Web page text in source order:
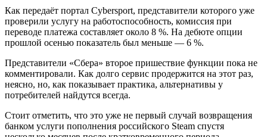
Как передаёт портал Cybersport, представители которого уже
проверили услугу на работоспособность, комиссия при
переводе платежа составляет около 8 %. На дебюте опции
прошлой осенью показатель был меньше — 6 %.
Представители «Сбера» второе пришествие функции пока не
комментировали. Как долго сервис продержится на этот раз,
неясно, но, как показывает практика, альтернативы у
потребителей найдутся всегда.
Стоит отметить, что это уже не первый случай возвращения
банком услуги пополнения российского Steam спустя